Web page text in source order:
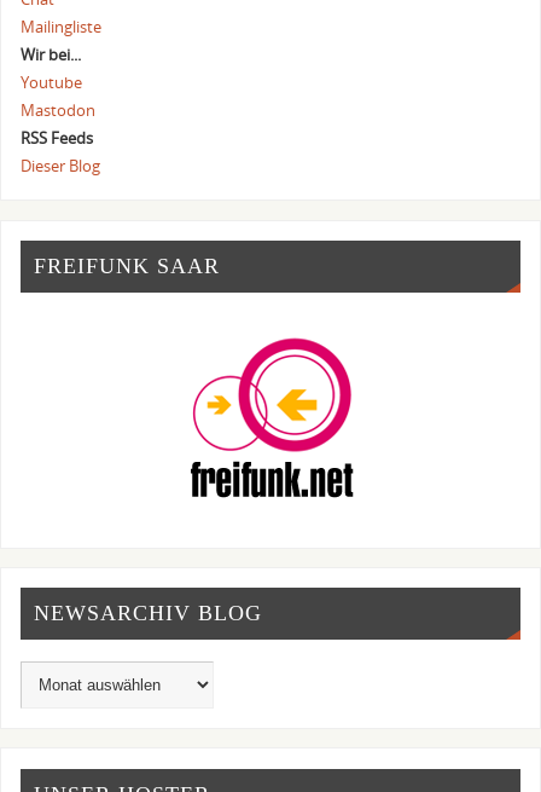
Mailingliste
Wir bei...
Youtube
Mastodon
RSS Feeds
Dieser Blog
FREIFUNK SAAR
NEWSARCHIV BLOG